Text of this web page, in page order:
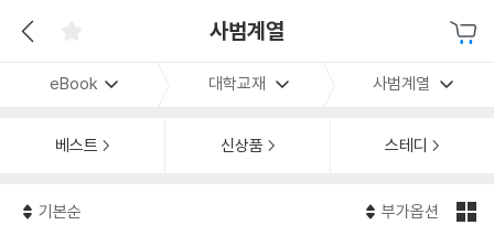
사범계열
eBook 대학교재 사범계열
베스트 신상품 스테디
기본순 부가옵션